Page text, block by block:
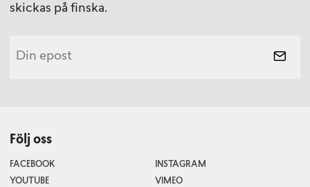
skickas på finska.
Följ oss
FACEBOOK
INSTAGRAM
YOUTUBE
VIMEO